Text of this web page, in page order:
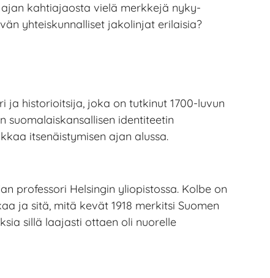
ajan kahtiajaosta vielä merkkejä nyky-
yhteiskunnalliset jakolinjat erilaisia?
ja historioitsija, joka on tutkinut 1700-luvun
suomalaiskansallisen identiteetin
itsenäistymisen ajan alussa.
professori Helsingin yliopistossa. Kolbe on
ja sitä, mitä kevät 1918 merkitsi Suomen
sillä laajasti ottaen oli nuorelle